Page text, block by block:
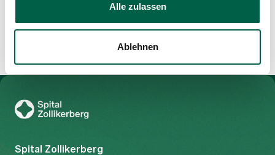
Alle zulassen
Ablehnen
Spital Zollikerberg